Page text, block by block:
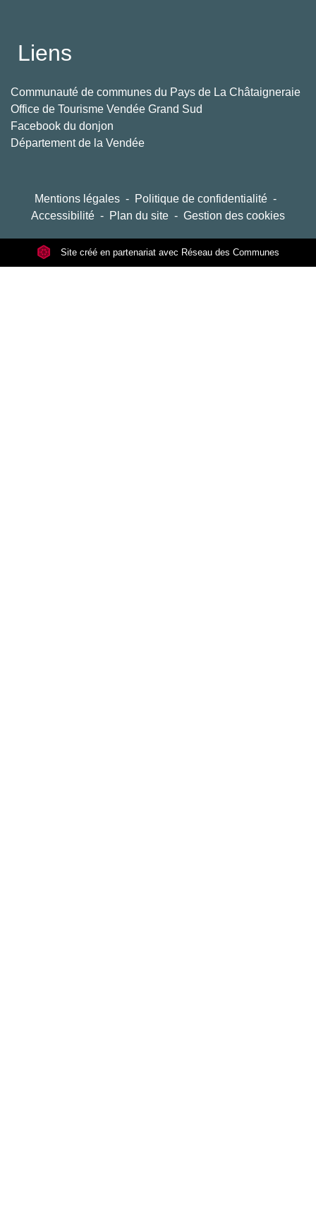
Liens
Communauté de communes du Pays de La Châtaigneraie
Office de Tourisme Vendée Grand Sud
Facebook du donjon
Département de la Vendée
Mentions légales - Politique de confidentialité -
Accessibilité - Plan du site - Gestion des cookies
Site créé en partenariat avec Réseau des Communes